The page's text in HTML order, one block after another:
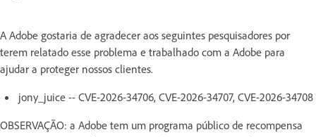
A Adobe gostaria de agradecer aos seguintes pesquisadores por
terem relatado esse problema e trabalhado com a Adobe para
ajudar a proteger nossos clientes.
jony_juice -- CVE-2026-34706, CVE-2026-34707, CVE-2026-34708
OBSERVAÇÃO: a Adobe tem um programa público de recompensa